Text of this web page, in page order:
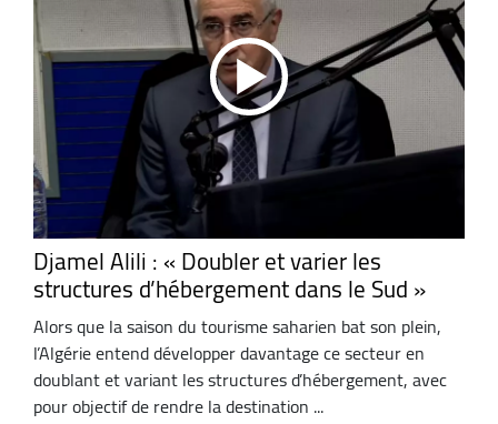
Djamel Alili : « Doubler et varier les
structures d’hébergement dans le Sud »
Alors que la saison du tourisme saharien bat son plein,
l’Algérie entend développer davantage ce secteur en
doublant et variant les structures d’hébergement, avec
pour objectif de rendre la destination ...